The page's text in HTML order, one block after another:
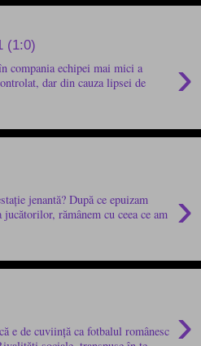
(1:0)
›
compania echipei mai mici a
dar din cauza lipsei de
›
jenantă? După ce epuizam
rămânem cu ceea ce am
›
e de cuviință ca fotbalul românesc